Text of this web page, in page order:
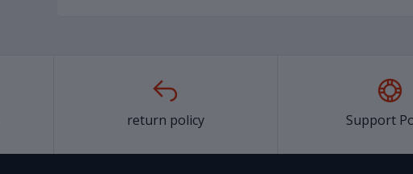
return policy Support